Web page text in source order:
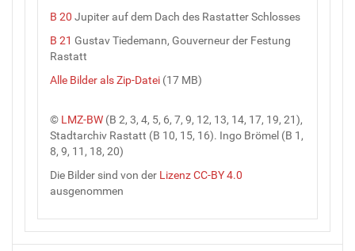
B 20 Jupiter auf dem Dach des Rastatter Schlosses
B 21 Gustav Tiedemann, Gouverneur der Festung
Rastatt
Alle Bilder als Zip-Datei (17 MB)
© LMZ-BW (B 2, 3, 4, 5, 6, 7, 9, 12, 13, 14, 17, 19, 21),
Stadtarchiv Rastatt (B 10, 15, 16). Ingo Brömel (B 1,
8, 9, 11, 18, 20)
Die Bilder sind von der Lizenz CC-BY 4.0
ausgenommen